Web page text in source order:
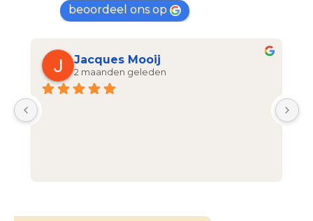
beoordeel ons op
Jacques Mooij
2 maanden geleden